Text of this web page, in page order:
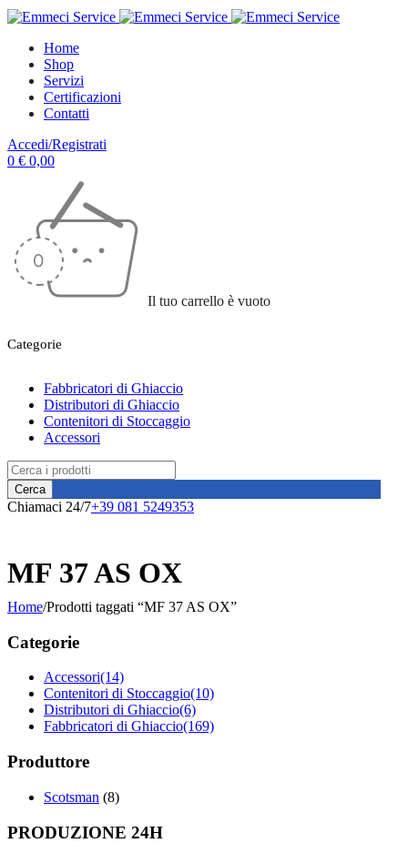
Home
Shop
Servizi
Certificazioni
Contatti
Accedi/Registrati
0 € 0,00
Il tuo carrello è vuoto
Categorie
Fabbricatori di Ghiaccio
Distributori di Ghiaccio
Contenitori di Stoccaggio
Accessori
Chiamaci 24/7+39 081 5249353
MF 37 AS OX
Home/Prodotti taggati “MF 37 AS OX”
Categorie
Accessori(14)
Contenitori di Stoccaggio(10)
Distributori di Ghiaccio(6)
Fabbricatori di Ghiaccio(169)
Produttore
Scotsman (8)
PRODUZIONE 24H